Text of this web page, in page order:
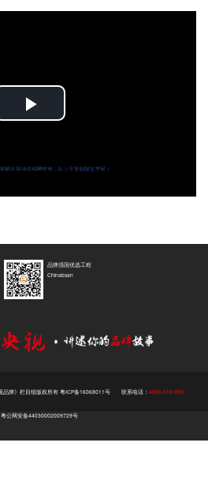
Play
品牌强国优选工程
Chinabsan
品牌》栏目组版权所有 粤ICP备16068011号 联系电话： 4006-010-980
粤公网安备44030002009729号